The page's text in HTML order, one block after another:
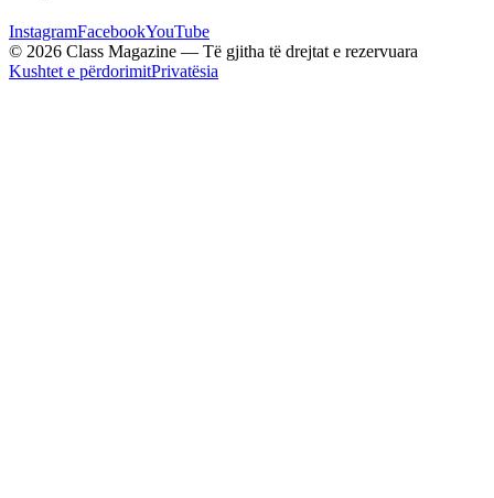
InstagramFacebookYouTube
© 2026 Class Magazine — Të gjitha të drejtat e rezervuara
Kushtet e përdorimitPrivatësia